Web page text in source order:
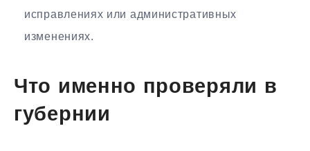
исправлениях или административных
изменениях.
Что именно проверяли в
губернии